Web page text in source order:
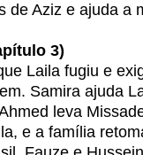
de Aziz e ajuda a
3)
Laila fugiu e
Samira ajuda
leva
e a família